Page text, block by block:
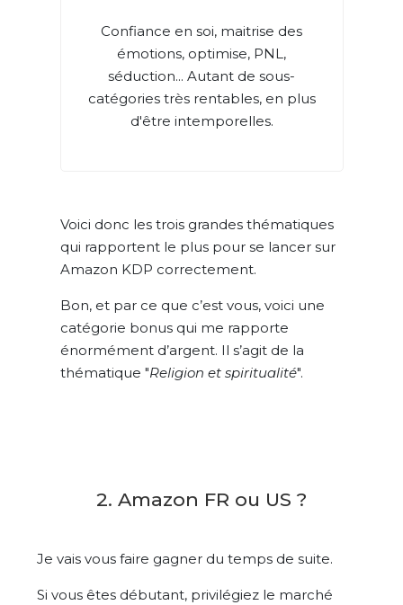
Confiance en soi, maitrise des
émotions, optimise, PNL,
séduction... Autant de sous-
catégories très rentables, en plus
d'être intemporelles.
Voici donc les trois grandes thématiques
qui rapportent le plus pour se lancer sur
Amazon KDP correctement.
Bon, et par ce que c’est vous, voici une
catégorie bonus qui me rapporte
énormément d’argent. Il s’agit de la
thématique "Religion et spiritualité".
2. Amazon FR ou US ?
Je vais vous faire gagner du temps de suite.
Si vous êtes débutant, privilégiez le marché